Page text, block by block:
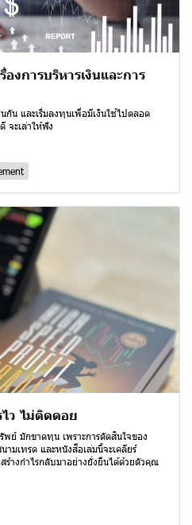
งการบริหารเงินและการ
กัน และเริ่มลงทุนเพื่อมีเงินใช้ไปตลอด
จะเล่าให้ฟัง
ว ไม่ติดดอย
ย์ มักขาดทุน เพราะการตัดสินใจของ
ามเทรด และหนังสือเล่มนี้จะเคลียร์
างกำไรกลับมาอย่างยั่งยืนได้ด้วยตัวคุณ